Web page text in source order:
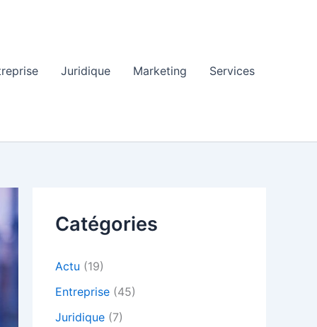
Juridique Marketing Services
Catégories
Actu (19)
Entreprise (45)
Juridique (7)